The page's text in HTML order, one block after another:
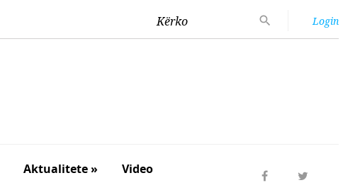
Kërko Login
Aktualitete » Video